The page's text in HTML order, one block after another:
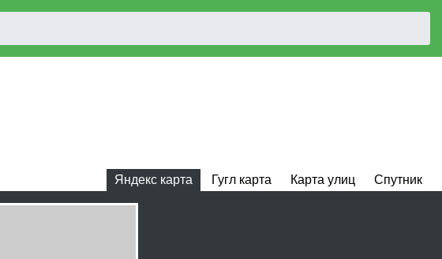
Яндекс карта Гугл карта Карта улиц Спутник